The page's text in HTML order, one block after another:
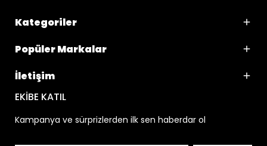
Kategoriler
Popüler Markalar
İletişim
EKİBE KATIL
Kampanya ve sürprizlerden ilk sen haberdar ol